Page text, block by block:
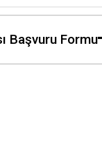
Başvuru Formu